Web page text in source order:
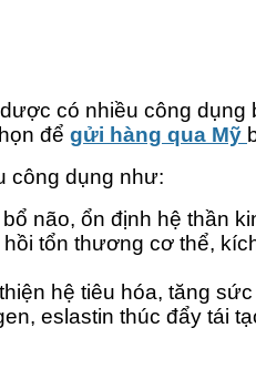
có nhiều công
để gửi hàng qua Mỹ
công dụng như:
não, ổn định hệ thần
tổn thương cơ thể,
hệ tiêu hóa, tăng
eslastin thúc đẩy tái